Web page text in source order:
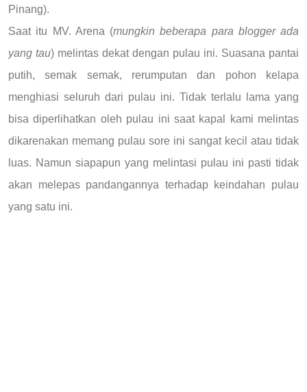
Pinang).
Saat itu MV. Arena (mungkin beberapa para blogger ada
yang tau) melintas dekat dengan pulau ini. Suasana pantai
putih, semak semak, rerumputan dan pohon kelapa
menghiasi seluruh dari pulau ini. Tidak terlalu lama yang
bisa diperlihatkan oleh pulau ini saat kapal kami melintas
dikarenakan memang pulau sore ini sangat kecil atau tidak
luas. Namun siapapun yang melintasi pulau ini pasti tidak
akan melepas pandangannya terhadap keindahan pulau
yang satu ini.